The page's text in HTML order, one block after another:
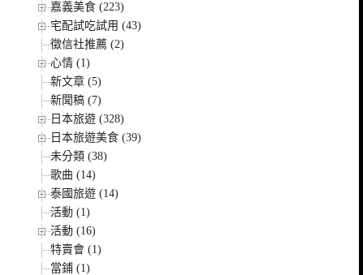
嘉義美食 (223)
宅配試吃試用 (43)
徵信社推薦 (2)
心情 (1)
新文章 (5)
新聞稿 (7)
日本旅遊 (328)
日本旅遊美食 (39)
未分類 (38)
歌曲 (14)
泰國旅遊 (14)
活動 (1)
活動 (16)
特賣會 (1)
當鋪 (1)